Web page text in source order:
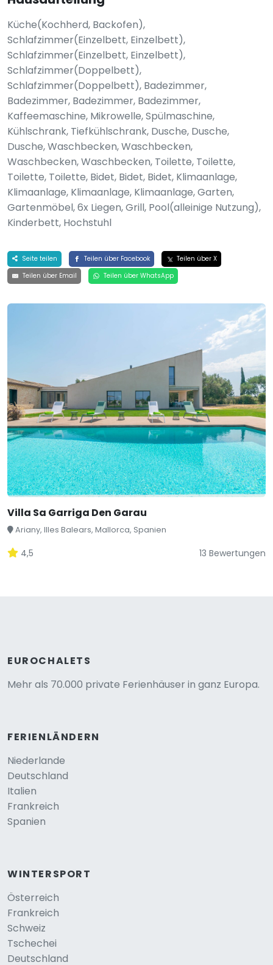
Küche(Kochherd, Backofen),
Schlafzimmer(Einzelbett, Einzelbett),
Schlafzimmer(Einzelbett, Einzelbett),
Schlafzimmer(Doppelbett),
Schlafzimmer(Doppelbett), Badezimmer,
Badezimmer, Badezimmer, Badezimmer,
Kaffeemaschine, Mikrowelle, Spülmaschine,
Kühlschrank, Tiefkühlschrank, Dusche, Dusche,
Dusche, Waschbecken, Waschbecken,
Waschbecken, Waschbecken, Toilette, Toilette,
Toilette, Toilette, Bidet, Bidet, Bidet, Klimaanlage,
Klimaanlage, Klimaanlage, Klimaanlage, Garten,
Gartenmöbel, 6x Liegen, Grill, Pool(alleinige Nutzung),
Kinderbett, Hochstuhl
Seite teilen Teilen über Facebook
Teilen über X
Teilen über Email
Teilen über WhatsApp
Villa Sa Garriga Den Garau
Ariany, Illes Balears, Mallorca, Spanien
4,5 13 Bewertungen
EUROCHALETS
Mehr als 70.000 private Ferienhäuser in ganz Europa.
FERIENLÄNDERN
Niederlande
Deutschland
Italien
Frankreich
Spanien
WINTERSPORT
Österreich
Frankreich
Schweiz
Tschechei
Deutschland